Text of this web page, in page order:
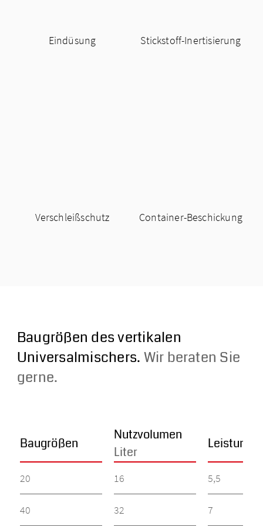
Eindüsung Stickstoff-Inertisierung
Verschleißschutz Container-Beschickung
Baugrößen des vertikalen
Universalmischers. Wir beraten Sie
gerne.
Baugrößen
Nutzvolumen
Liter
Leistung
20 16 5,5
40 32 7